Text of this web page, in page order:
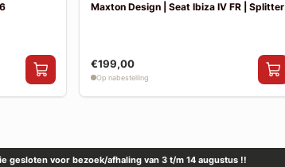
Maxton Design | Seat Ibiza IV FR | Splitter
€199,00
Op nabestelling
gesloten voor bezoek/afhaling van 3 t/m 14 augustus !!